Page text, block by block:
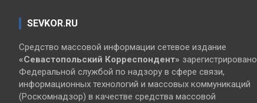
SEVKOR.RU
Средство массовой информации сетевое издание
«Севастопольский Корреспондент» зарегистрировано
Федеральной службой по надзору в сфере связи,
информационных технологий и массовых коммуникаций
(Роскомнадзор) в качестве средства массовой